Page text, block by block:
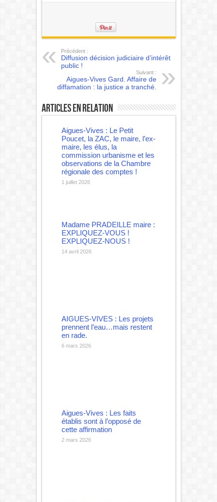
Précédent :
Diffusion décision judiciaire d’intérêt
public !
Suivant :
Aigues-Vives Gard. Affaire de
diffamation : la justice a tranché.
Articles en relation
Aigues-Vives : Le Petit
Poucet, la ZAC, le maire, l’ex-
maire, les élus, la
commission urbanisme et les
observations de la Chambre
régionale des comptes !
1 juillet 2026
Madame PRADEILLE maire :
EXPLIQUEZ-VOUS !
EXPLIQUEZ-NOUS !
14 avril 2026
AIGUES-VIVES : Les projets
prennent l’eau…mais restent
en rade.
6 mars 2026
Aigues-Vives : Les faits
établis sont à l’opposé de
cette affirmation
2 mars 2026